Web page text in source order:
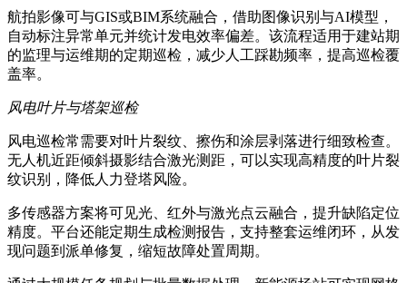
航拍影像可与GIS或BIM系统融合，借助图像识别与AI模型，
自动标注异常单元并统计发电效率偏差。该流程适用于建站期
的监理与运维期的定期巡检，减少人工踩勘频率，提高巡检覆
盖率。
风电叶片与塔架巡检
风电巡检常需要对叶片裂纹、擦伤和涂层剥落进行细致检查。
无人机近距倾斜摄影结合激光测距，可以实现高精度的叶片裂
纹识别，降低人力登塔风险。
多传感器方案将可见光、红外与激光点云融合，提升缺陷定位
精度。平台还能定期生成检测报告，支持整套运维闭环，从发
现问题到派单修复，缩短故障处置周期。